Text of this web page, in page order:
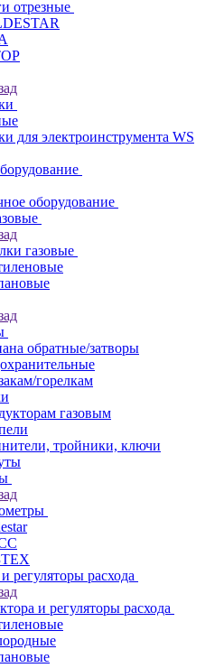
отрезные
для электроинструмента WS
оборудование
газовые
обратные/затворы
горелкам
газовым
тройники, ключи
регуляторы расхода
и регуляторы расхода